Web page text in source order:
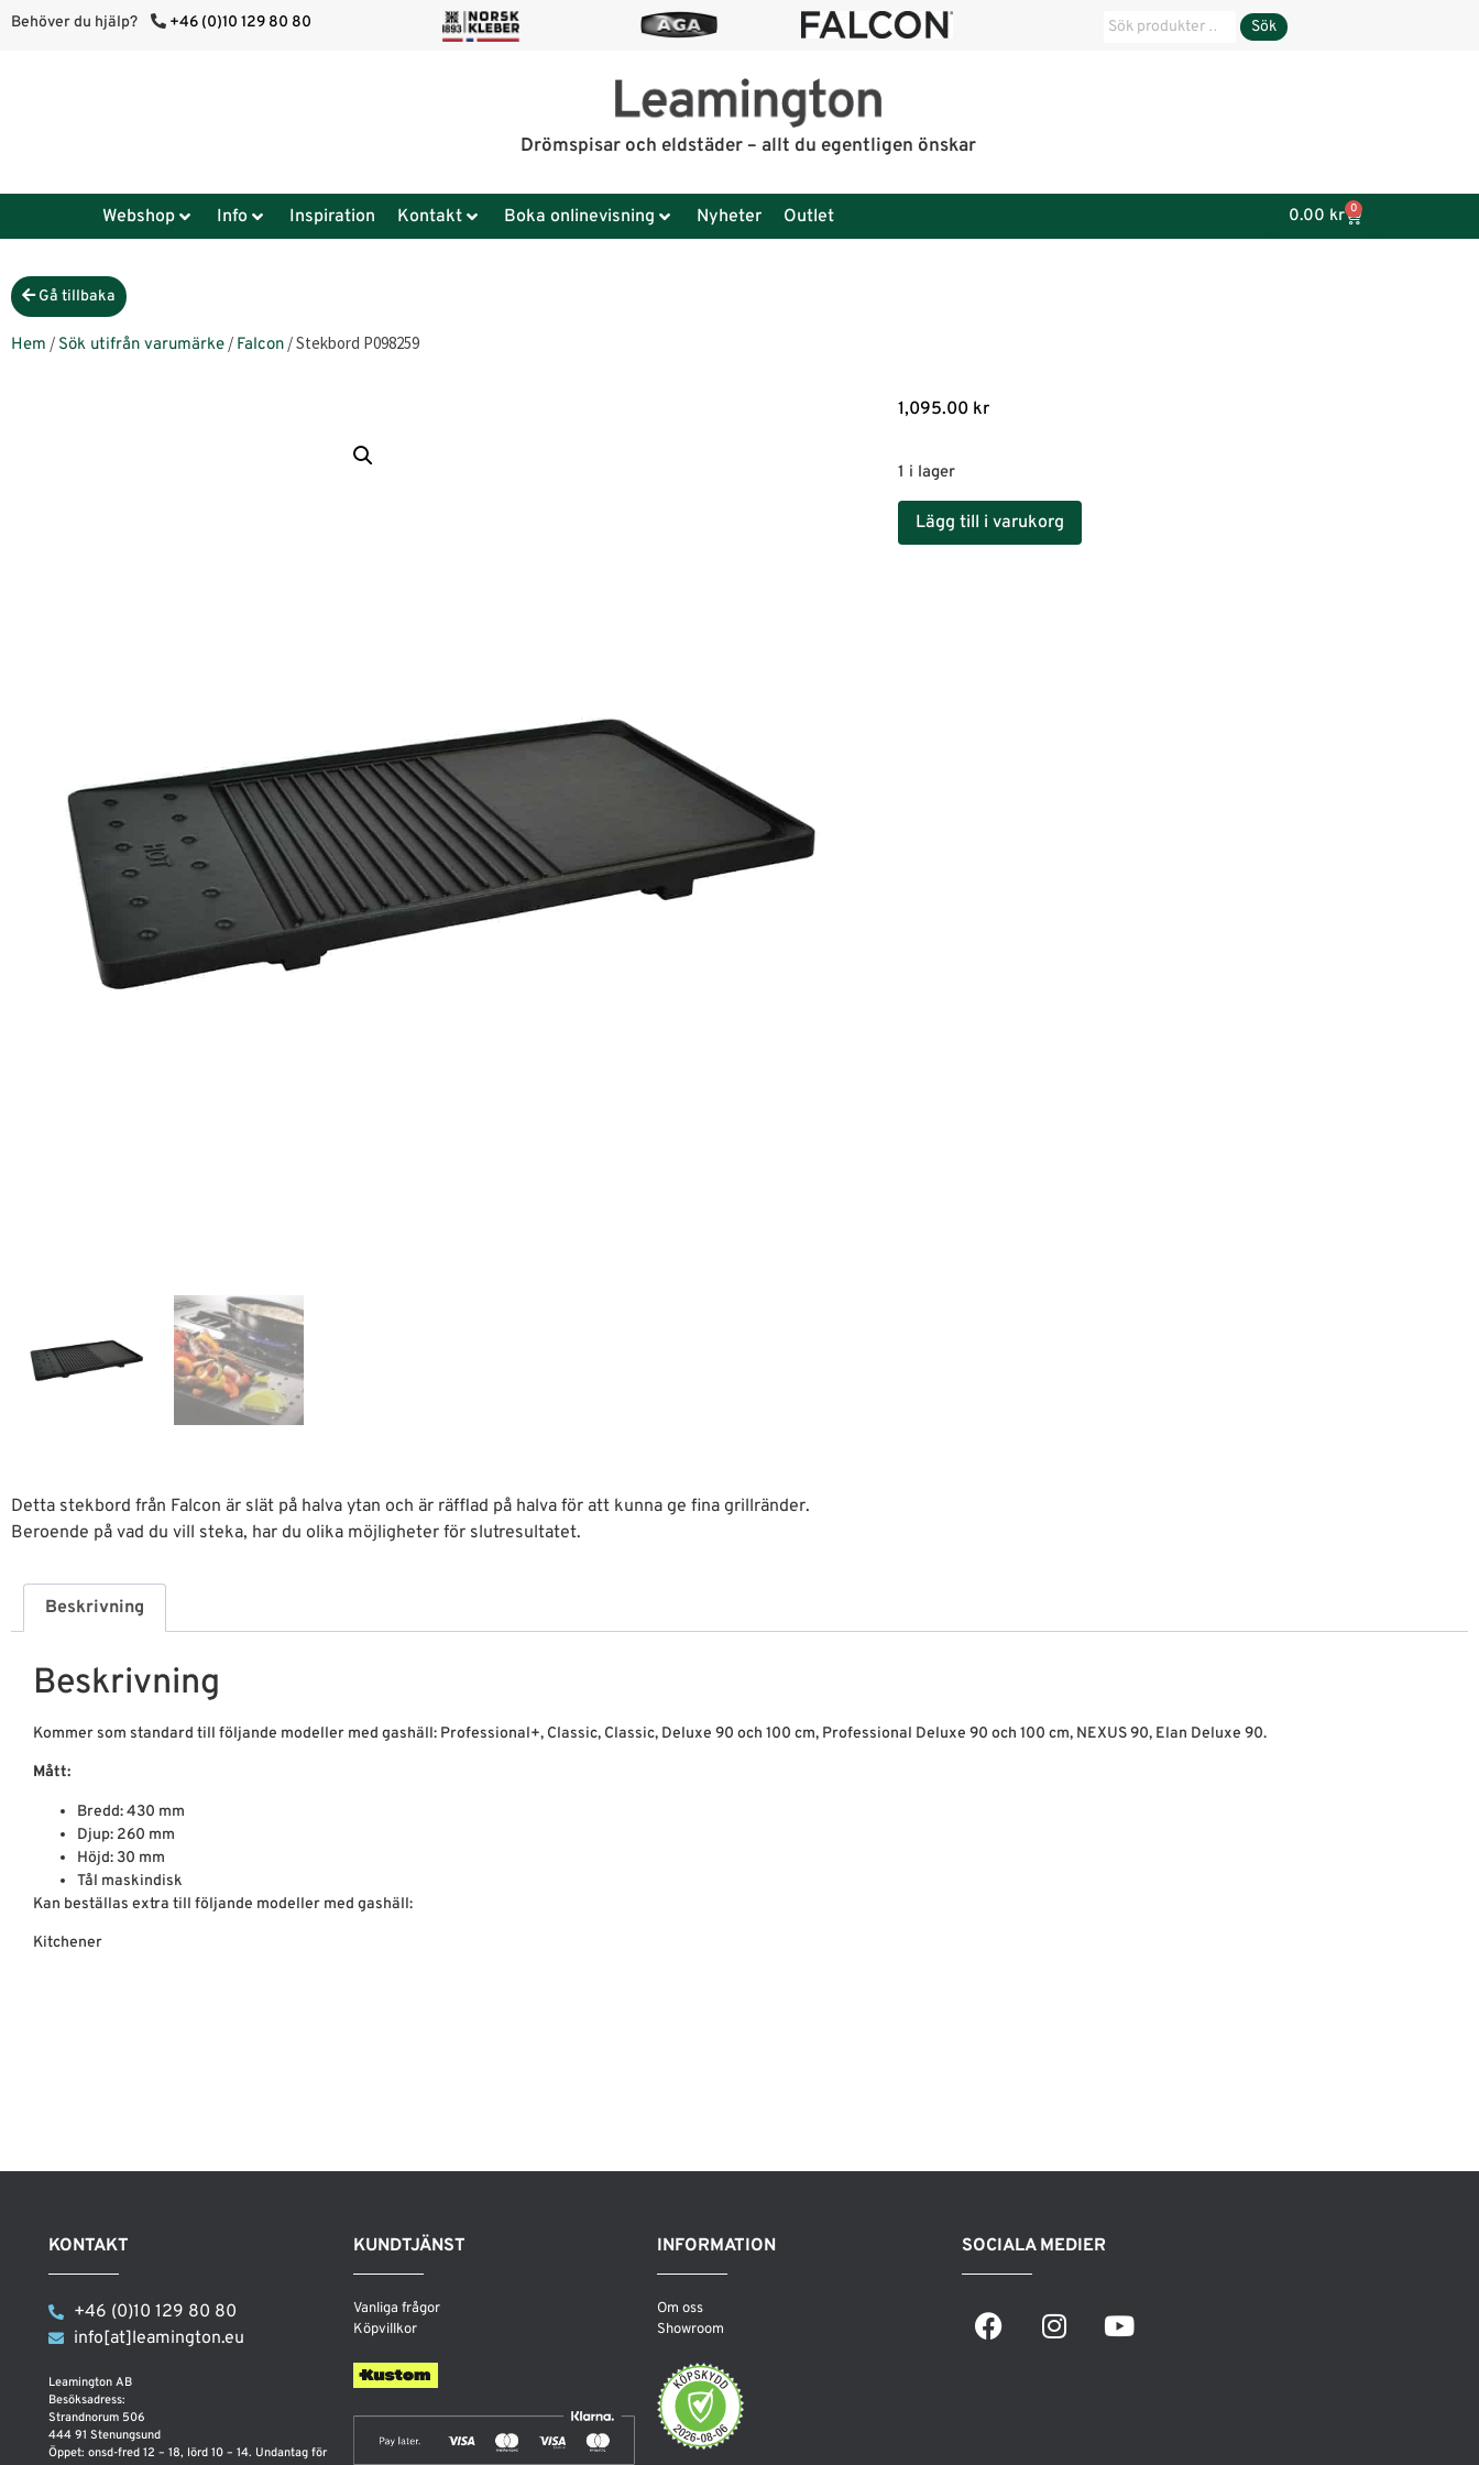
Behöver du hjälp? +46 (0)10 129 80 80 Sök
Drömspisar och eldstäder – allt du egentligen önskar
Webshop Info Inspiration Kontakt Boka onlinevisning Nyheter Outlet 0.00 kr 0
Gå tillbaka
Hem / Sök utifrån varumärke / Falcon / Stekbord P098259
Detta stekbord från Falcon är slät på halva ytan och är räfflad på halva för att kunna ge fina grillränder.
Beroende på vad du vill steka, har du olika möjligheter för slutresultatet.
1,095.00 kr
1 i lager
Lägg till i varukorg
Beskrivning
Beskrivning
Kommer som standard till följande modeller med gashäll: Professional+, Classic, Classic, Deluxe 90 och 100 cm, Professional Deluxe 90 och 100 cm, NEXUS 90, Elan Deluxe 90.
Mått:
Bredd: 430 mm
Djup: 260 mm
Höjd: 30 mm
Tål maskindisk
Kan beställas extra till följande modeller med gashäll:
Kitchener
KONTAKT
+46 (0)10 129 80 80
info[at]leamington.eu
Leamington AB
Besöksadress:
Strandnorum 506
444 91 Stenungsund
Öppet: onsd-fred 12 – 18, lörd 10 – 14. Undantag för
KUNDTJÄNST
Vanliga frågor
Köpvillkor
INFORMATION
Om oss
Showroom
SOCIALA MEDIER